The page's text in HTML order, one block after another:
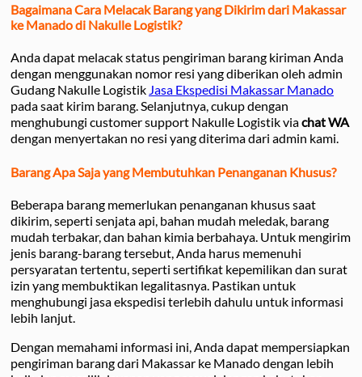
Bagaimana Cara Melacak Barang yang Dikirim dari Makassar
ke Manado di Nakulle Logistik?
Anda dapat melacak status pengiriman barang kiriman Anda
dengan menggunakan nomor resi yang diberikan oleh admin
Gudang Nakulle Logistik Jasa Ekspedisi Makassar Manado
pada saat kirim barang. Selanjutnya, cukup dengan
menghubungi customer support Nakulle Logistik viachat WA
dengan menyertakan no resi yang diterima dari admin kami.
Barang Apa Saja yang Membutuhkan Penanganan Khusus?
Beberapa barang memerlukan penanganan khusus saat
dikirim, seperti senjata api, bahan mudah meledak, barang
mudah terbakar, dan bahan kimia berbahaya. Untuk mengirim
jenis barang-barang tersebut, Anda harus memenuhi
persyaratan tertentu, seperti sertifikat kepemilikan dan surat
izin yang membuktikan legalitasnya. Pastikan untuk
menghubungi jasa ekspedisi terlebih dahulu untuk informasi
lebih lanjut.
Dengan memahami informasi ini, Anda dapat mempersiapkan
pengiriman barang dari Makassar ke Manado dengan lebih